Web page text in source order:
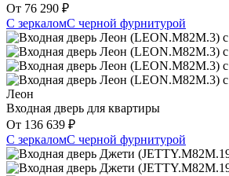
От 76 290 ₽
С зеркаломС черной фурнитурой
Леон
Входная дверь для квартиры
От 136 639 ₽
С зеркаломС черной фурнитурой